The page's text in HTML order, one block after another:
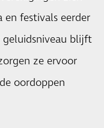
en festivals eerder
blijft
ze ervoor
oordoppen